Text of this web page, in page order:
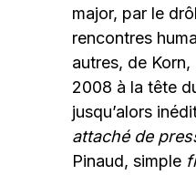
major, par le
rencontres
autres, de
2008 à la tête
jusqu’alors
attaché de
Pinaud, simple